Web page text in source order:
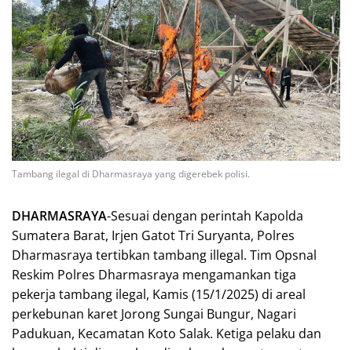
Tambang ilegal di Dharmasraya yang digerebek polisi.
DHARMASRAYA-Sesuai dengan perintah Kapolda
Sumatera Barat, Irjen Gatot Tri Suryanta, Polres
Dharmasraya tertibkan tambang illegal. Tim Opsnal
Reskim Polres Dharmasraya mengamankan tiga
pekerja tambang ilegal, Kamis (15/1/2025) di areal
perkebunan karet Jorong Sungai Bungur, Nagari
Padukuan, Kecamatan Koto Salak. Ketiga pelaku dan